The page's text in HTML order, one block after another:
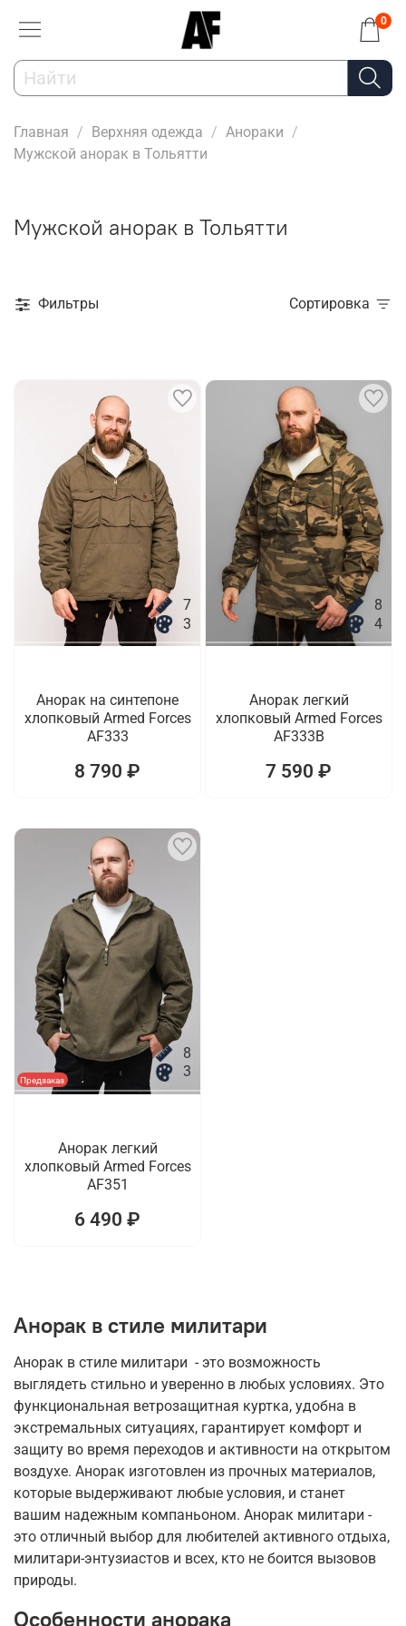
0
Главная Верхняя одежда
Анораки
Мужской анорак в Тольятти
Мужской анорак в Тольятти
Фильтры Сортировка
7
3
Анорак на синтепоне
хлопковый Armed Forces
AF333
8 790 ₽
8
4
Анорак легкий
хлопковый Armed Forces
AF333B
7 590 ₽
Предзаказ
8
3
Анорак легкий
хлопковый Armed Forces
AF351
6 490 ₽
Анорак в стиле милитари
Анорак в стиле милитари - это возможность
выглядеть стильно и уверенно в любых условиях. Это
функциональная ветрозащитная куртка, удобна в
экстремальных ситуациях, гарантирует комфорт и
защиту во время переходов и активности на открытом
воздухе. Анорак изготовлен из прочных материалов,
которые выдерживают любые условия, и станет
вашим надежным компаньоном. Анорак милитари -
это отличный выбор для любителей активного отдыха,
милитари-энтузиастов и всех, кто не боится вызовов
природы.
Особенности анорака